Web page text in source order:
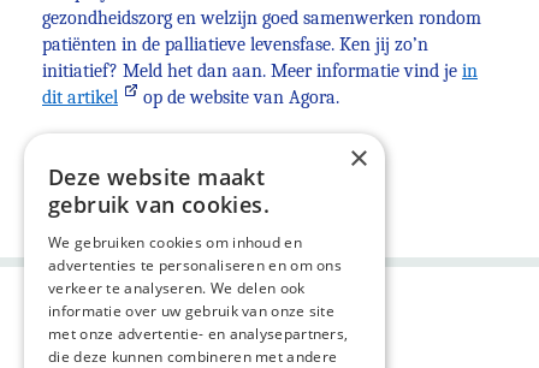
gezondheidszorg en welzijn goed samenwerken rondom
patiënten in de palliatieve levensfase. Ken jij zo’n
initiatief? Meld het dan aan. Meer informatie vind je in
dit artikel
op de website van Agora.
Deel deze pagina:
×
Deze website maakt
gebruik van cookies.
We gebruiken cookies om inhoud en
advertenties te personaliseren en om ons
verkeer te analyseren. We delen ook
informatie over uw gebruik van onze site
met onze advertentie- en analysepartners,
die deze kunnen combineren met andere